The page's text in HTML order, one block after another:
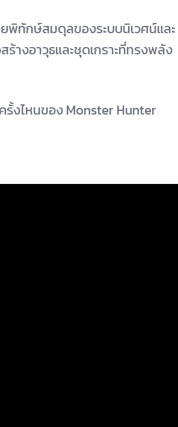
ทักษ์สมดุลของระบบนิเวศน์และ
างอาวุธและชุดเกราะที่ทรงพลัง
งไหนของ Monster Hunter